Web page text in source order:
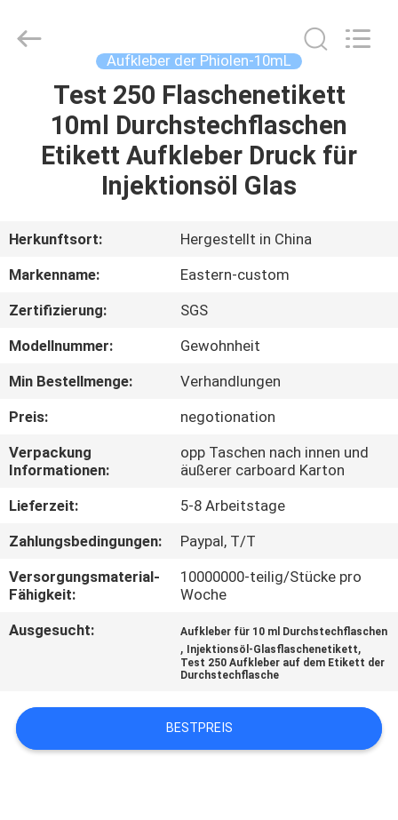
HAUS
PRODUKTE
UNS
AUSFLUG
QUALITÄTSKONTROLLE
TRETEN
SIE
MIT
UNS
VERBINDUNG
NACHRICHTEN
FÄLLE
SITEMAP
Aufkleber der Phiolen-10mL
Test 250 Flaschenetikett
10ml Durchstechflaschen
Etikett Aufkleber Druck für
Injektionsöl Glas
Herkunftsort:
Hergestellt in China
Markenname:
Eastern-custom
Zertifizierung:
SGS
Modellnummer:
Gewohnheit
Min Bestellmenge:
Verhandlungen
Preis:
negotionation
Verpackung
Informationen:
opp Taschen nach innen und
äußerer carboard Karton
Lieferzeit:
5-8 Arbeitstage
Zahlungsbedingungen:
Paypal, T/T
Versorgungsmaterial-
Fähigkeit:
10000000-teilig/Stücke pro
Woche
Ausgesucht:
Aufkleber für 10 ml Durchstechflaschen
, Injektionsöl-Glasflaschenetikett,
Test 250 Aufkleber auf dem Etikett der
Durchstechflasche
BESTPREIS